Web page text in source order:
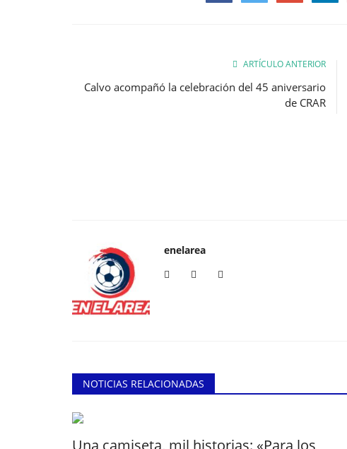
ARTÍCULO ANTERIOR
Calvo acompañó la celebración del 45 aniversario
de CRAR
enelarea
NOTICIAS RELACIONADAS
Una camiseta, mil historias: «Para los